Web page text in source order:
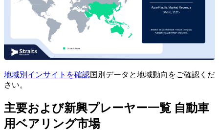
地域別インサイトを確認国別データと地域動向をご確認くだ
さい。
主要および新興プレーヤー一覧 自動車
用ベアリング市場